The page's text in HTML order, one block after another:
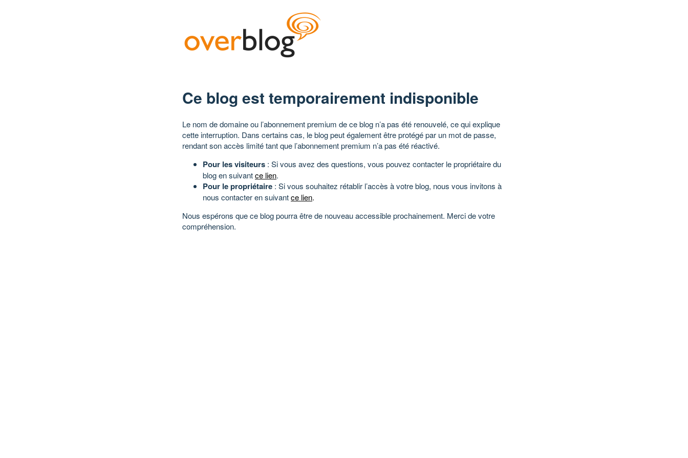
Ce blog est temporairement indisponible
Le nom de domaine ou l’abonnement premium de ce blog n’a pas été renouvelé, ce qui explique
cette interruption. Dans certains cas, le blog peut également être protégé par un mot de passe,
rendant son accès limité tant que l’abonnement premium n’a pas été réactivé.
Pour les visiteurs : Si vous avez des questions, vous pouvez contacter le propriétaire du
blog en suivantce lien.
Pour le propriétaire : Si vous souhaitez rétablir l’accès à votre blog, nous vous invitons à
nous contacter en suivantce lien.
Nous espérons que ce blog pourra être de nouveau accessible prochainement. Merci de votre
compréhension.